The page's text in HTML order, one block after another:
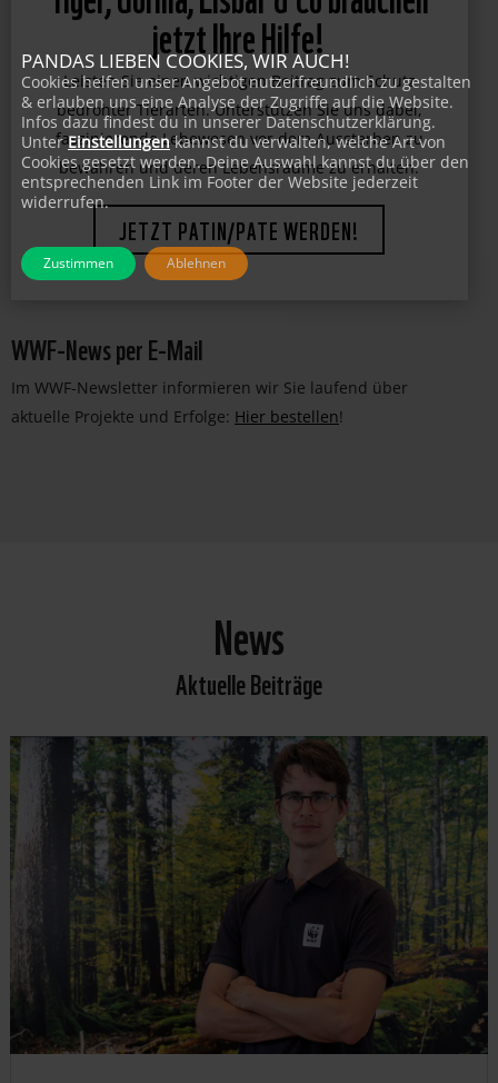
Tiger, Gorilla, Eisbär & Co brauchen
jetzt Ihre Hilfe!
Leisten Sie einen wichtigen Beitrag zum Schutz
bedrohter Tierarten. Unterstützen Sie uns dabei,
faszinierende Lebewesen vor dem Aussterben zu
bewahren und deren Lebensräume zu erhalten.
JETZT PATIN/PATE WERDEN!
WWF-News per E-Mail
Im WWF-Newsletter informieren wir Sie laufend über
aktuelle Projekte und Erfolge: Hier bestellen!
News
Aktuelle Beiträge
PANDAS LIEBEN COOKIES, WIR AUCH!
Cookies helfen unser Angebot nutzerfreundlich zu gestalten
& erlauben uns eine Analyse der Zugriffe auf die Website.
Infos dazu findest du in unserer Datenschutzerklärung.
UnterEinstellungen kannst du verwalten, welche Art von
Cookies gesetzt werden. Deine Auswahl kannst du über den
entsprechenden Link im Footer der Website jederzeit
widerrufen.
Zustimmen Ablehnen